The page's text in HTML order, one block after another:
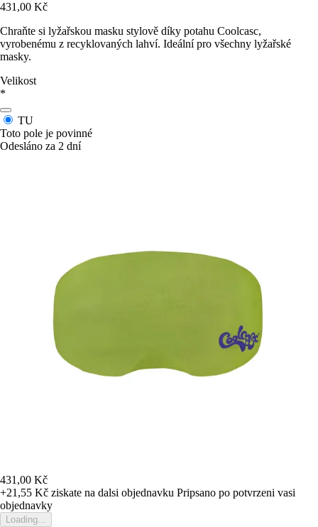
431,00 Kč
Chraňte si lyžařskou masku stylově díky potahu Coolcasc,
vyrobenému z recyklovaných lahví. Ideální pro všechny lyžařské
masky.
Velikost
*
TU
Toto pole je povinné
Odesláno za 2 dní
431,00 Kč
+21,55 Kč ziskate na dalsi objednavku Pripsano po potvrzeni vasi
objednavky
Loading...